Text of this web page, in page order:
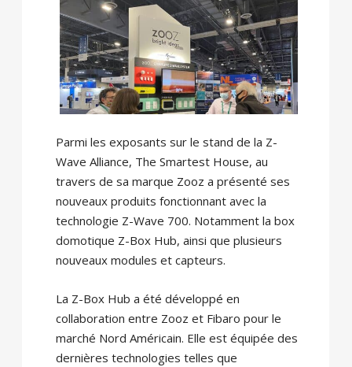
Parmi les exposants sur le stand de la Z-
Wave Alliance, The Smartest House, au
travers de sa marque Zooz a présenté ses
nouveaux produits fonctionnant avec la
technologie Z-Wave 700. Notamment la box
domotique Z-Box Hub, ainsi que plusieurs
nouveaux modules et capteurs.
La Z-Box Hub a été développé en
collaboration entre Zooz et Fibaro pour le
marché Nord Américain. Elle est équipée des
dernières technologies telles que